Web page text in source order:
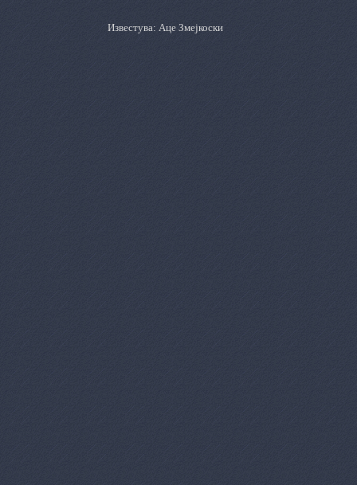
Известува: Аце Змејкоски